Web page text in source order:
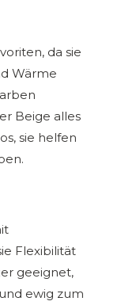
da sie
Wärme
Beige alles
sie helfen
Flexibilität
geeignet,
ewig zum